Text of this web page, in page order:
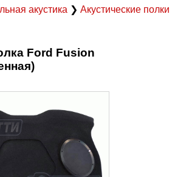
акустика ❯ Акустические полки
Ford Fusion